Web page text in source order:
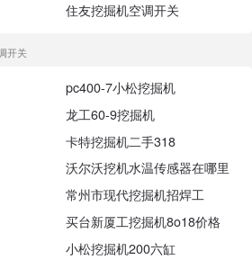
住友挖掘机空调开关
开关
pc400-7小松挖掘机
龙工60-9挖掘机
卡特挖掘机二手318
沃尔沃挖机水温传感器在哪里
常州市现代挖掘机招焊工
买台新厦工挖掘机8o18价格
小松挖掘机200六缸